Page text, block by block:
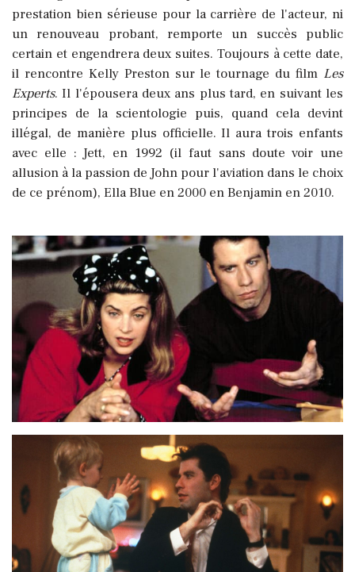
prestation bien sérieuse pour la carrière de l'acteur, ni
un renouveau probant, remporte un succès public
certain et engendrera deux suites. Toujours à cette date,
il rencontre Kelly Preston sur le tournage du film Les
Experts. Il l'épousera deux ans plus tard, en suivant les
principes de la scientologie puis, quand cela devint
illégal, de manière plus officielle. Il aura trois enfants
avec elle : Jett, en 1992 (il faut sans doute voir une
allusion à la passion de John pour l'aviation dans le choix
de ce prénom), Ella Blue en 2000 en Benjamin en 2010.